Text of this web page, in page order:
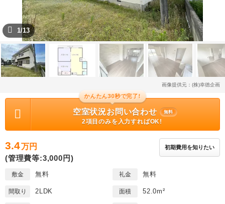
1/13
画像提供元：(株)幸徳企画
かんたん30秒で完了!
空室状況お問い合わせ 無料
2項目のみを入力すればOK!
3.4万円
(管理費等:3,000円)
初期費用を知りたい
敷金 無料 礼金 無料
間取り 2LDK 面積 52.0m²